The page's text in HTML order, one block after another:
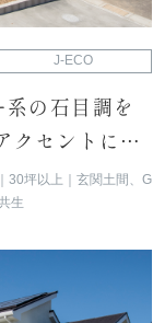
J-ECO
の石目調を
クセントにし
30坪以上
玄関土間、G
生